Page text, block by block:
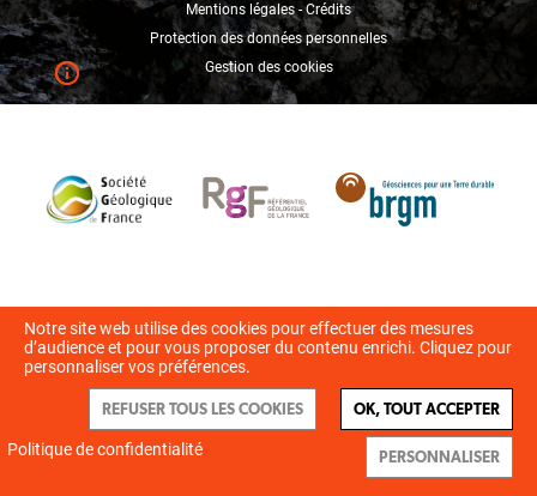
Mentions légales - Crédits
Protection des données personnelles
Gestion des cookies
Notre site web utilise des cookies pour effectuer des mesures
d’audience et pour vous proposer du contenu enrichi. Cliquez pour
personnaliser vos préférences.
OK, TOUT ACCEPTER
REFUSER TOUS LES COOKIES
PERSONNALISER
Politique de confidentialité